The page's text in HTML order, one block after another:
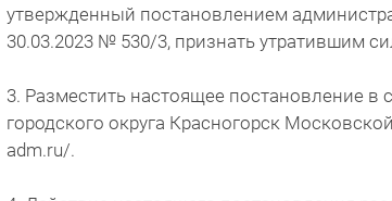
утвержденный постановлением
30.03.2023 № 530/3, признать утратившим
3. Разместить настоящее постановление в
городского округа Красногорск
adm.ru/.